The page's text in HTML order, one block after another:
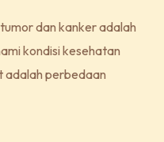
dan kanker adalah
kondisi kesehatan
adalah perbedaan